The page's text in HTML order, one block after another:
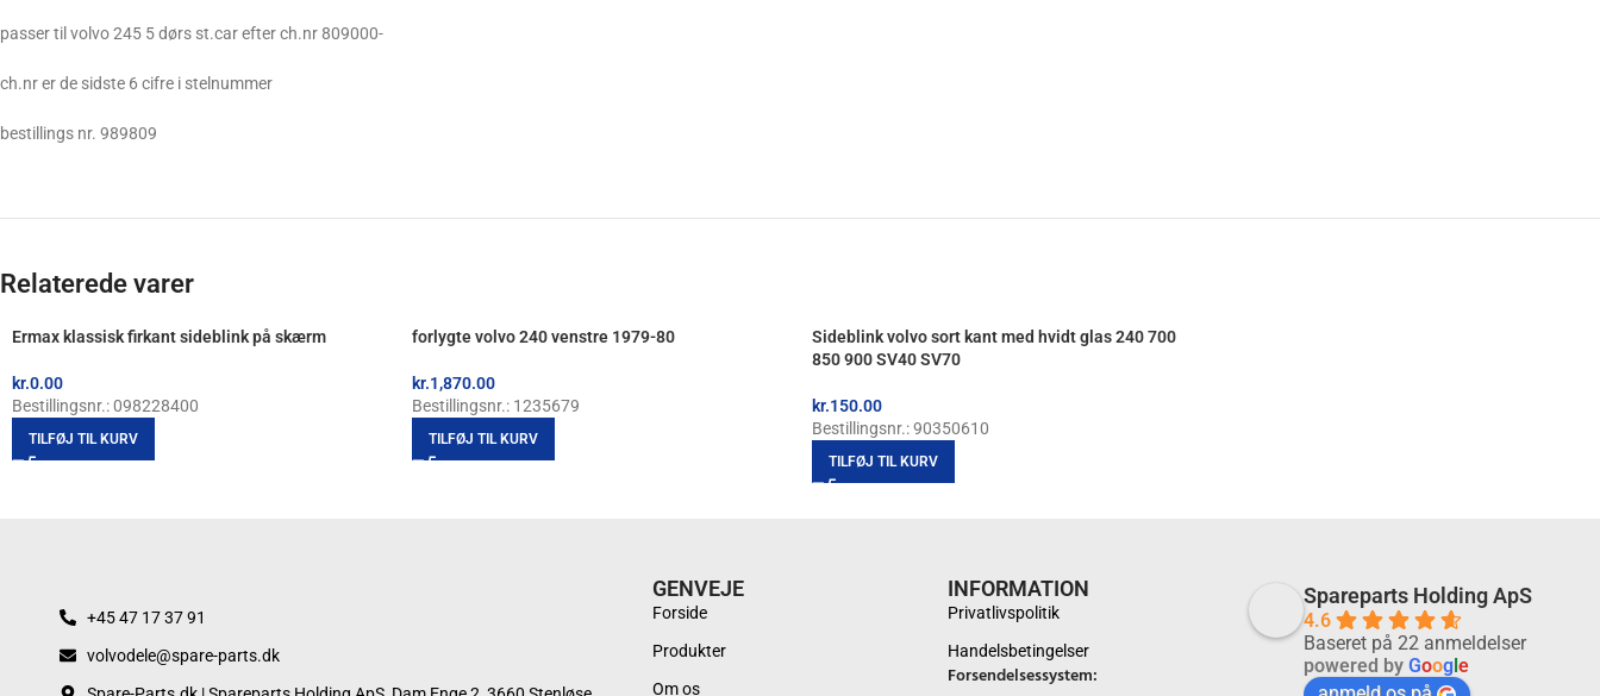
passer til volvo 245 5 dørs st.car efter ch.nr 809000-
ch.nr er de sidste 6 cifre i stelnummer
bestillings nr. 989809
Relaterede varer
Ermax klassisk firkant sideblink på skærm
kr.0.00
Bestillingsnr.: 098228400
TILFØJ TIL KURV
forlygte volvo 240 venstre 1979-80
kr.1,870.00
Bestillingsnr.: 1235679
TILFØJ TIL KURV
Sideblink volvo sort kant med hvidt glas 240 700
850 900 SV40 SV70
kr.150.00
Bestillingsnr.: 90350610
TILFØJ TIL KURV
+45 47 17 37 91
volvodele@spare-parts.dk
GENVEJE
Forside
Produkter
Om os
INFORMATION
Privatlivspolitik
Handelsbetingelser
Forsendelsessystem:
Spareparts Holding ApS
4.6
Baseret på 22 anmeldelser
powered byGoogle